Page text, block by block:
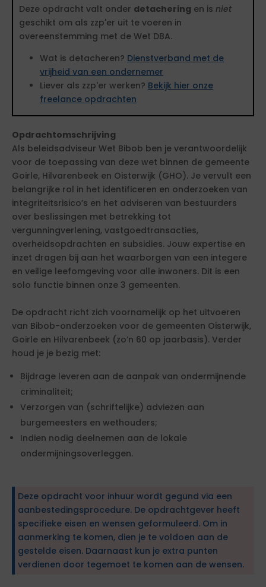
Deze opdracht valt onder detachering en is niet
geschikt om als zzp'er uit te voeren in
overeenstemming met de Wet DBA.
Wat is detacheren? Dienstverband met de
vrijheid van een ondernemer
Liever als zzp'er werken? Bekijk hier onze
freelance opdrachten
Opdrachtomschrijving
Als beleidsadviseur Wet Bibob ben je verantwoordelijk
voor de toepassing van deze wet binnen de gemeente
Goirle, Hilvarenbeek en Oisterwijk (GHO). Je vervult een
belangrijke rol in het identificeren en onderzoeken van
integriteitsrisico’s en het adviseren van bestuurders
over beslissingen met betrekking tot
vergunningverlening, vastgoedtransacties,
overheidsopdrachten en subsidies. Jouw expertise en
inzet dragen bij aan het waarborgen van een integere
en veilige leefomgeving voor alle inwoners. Dit is een
solo functie binnen onze 3 gemeenten.
De opdracht richt zich voornamelijk op het uitvoeren
van Bibob-onderzoeken voor de gemeenten Oisterwijk,
Goirle en Hilvarenbeek (zo’n 60 op jaarbasis). Verder
houd je je bezig met:
Bijdrage leveren aan de aanpak van ondermijnende
criminaliteit;
Verzorgen van (schriftelijke) adviezen aan
burgemeesters en wethouders;
Indien nodig deelnemen aan de lokale
ondermijningsoverleggen.
Deze opdracht voor inhuur wordt gegund via een
aanbestedingsprocedure. De opdrachtgever heeft
specifieke eisen en wensen geformuleerd. Om in
aanmerking te komen, dien je te voldoen aan de
gestelde eisen. Daarnaast kun je extra punten
verdienen door tegemoet te komen aan de wensen.